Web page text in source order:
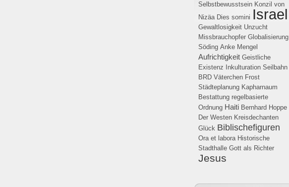
Selbstbewusstsein Konzil von
Nizäa Dies somini Israel
Gewaltlosigkeit Unzucht
Missbrauchopfer Globalisierung
Söding Anke Mengel
Aufrichtigkeit Geistliche
Existenz
Inkulturation Seilbahn
BRD Väterchen Frost
Städteplanung Kapharnaum
Bestattung regelbasierte
Ordnung Haiti Bernhard Hoppe
Der Westen Kreisdechanten
Glück Biblischefiguren
Ora et labora Historische
Stadthalle Gott als Richter
Jesus